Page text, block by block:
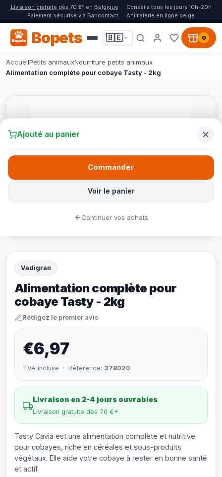
Livraison gratuite dès 70 €* en Belgique
Conseils tous les jours 10h-20h
Paiement sécurisé via Bancontact
Animalerie en ligne belge
Bopets 🇧🇪 0
AccueilPetits animauxNourriture petits animaux
Alimentation complète pour cobaye Tasty - 2kg
Vadigran
Alimentation complète pour
cobaye Tasty - 2kg
Rédigez le premier avis
€6,97
TVA incluse · Référence: 378020
Livraison en 2-4 jours ouvrables
Livraison gratuite dès 70 €*
Tasty Cavia est une alimentation complète et nutritive
pour cobayes, riche en céréales et sous-produits
végétaux. Elle aide votre cobaye à rester en bonne santé
et actif.
Ajouté au panier
Voir le panier
Commander
Continuer vos achats